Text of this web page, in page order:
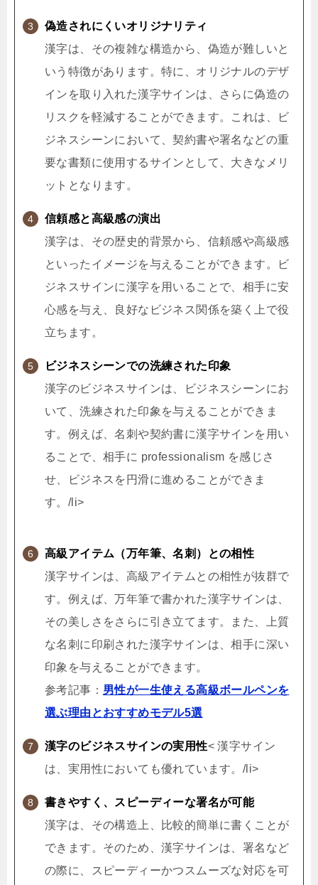
偽造されにくいオリジナリティ
漢字は、その複雑な構造から、偽造が難しいと
いう特徴があります。特に、オリジナルのデザ
インを取り入れた漢字サインは、さらに偽造の
リスクを軽減することができます。これは、ビ
ジネスシーンにおいて、契約書や署名などの重
要な書類に使用するサインとして、大きなメリ
ットとなります。
信頼感と高級感の演出
漢字は、その歴史的背景から、信頼感や高級感
といったイメージを与えることができます。ビ
ジネスサインに漢字を用いることで、相手に安
心感を与え、良好なビジネス関係を築く上で役
立ちます。
ビジネスシーンでの洗練された印象
漢字のビジネスサインは、ビジネスシーンにお
いて、洗練された印象を与えることができま
す。例えば、名刺や契約書に漢字サインを用い
ることで、相手に professionalism を感じさ
せ、ビジネスを円滑に進めることができま
す。/li>
高級アイテム（万年筆、名刺）との相性
漢字サインは、高級アイテムとの相性が抜群で
す。例えば、万年筆で書かれた漢字サインは、
その美しさをさらに引き立てます。また、上質
な名刺に印刷された漢字サインは、相手に深い
印象を与えることができます。
参考記事： 男性が一生使える高級ボールペンを
選ぶ理由とおすすめモデル5選
漢字のビジネスサインの実用性< 漢字サイン
は、実用性においても優れています。/li>
書きやすく、スピーディーな署名が可能
漢字は、その構造上、比較的簡単に書くことが
できます。そのため、漢字サインは、署名など
の際に、スピーディーかつスムーズな対応を可